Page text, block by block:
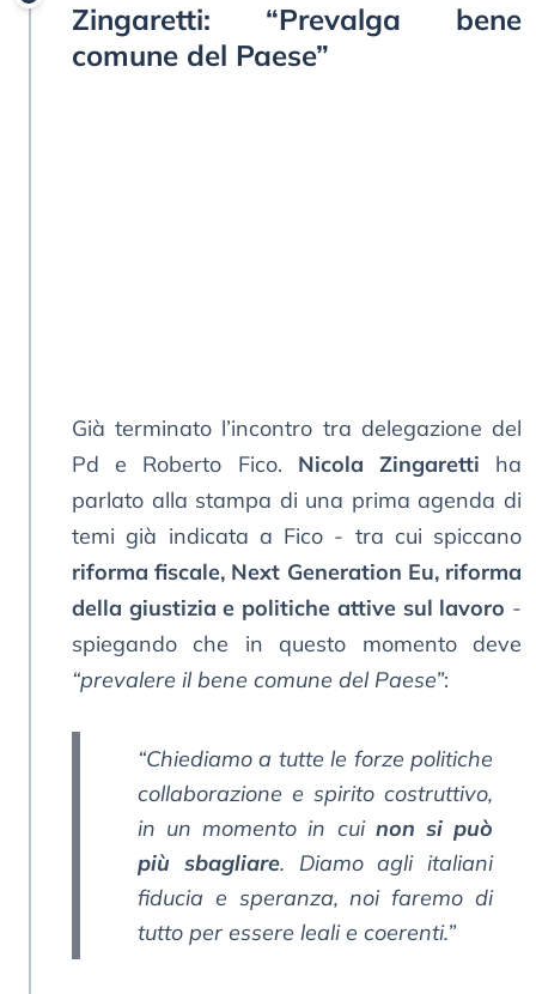
Zingaretti: “Prevalga bene
comune del Paese”
Già terminato l’incontro tra delegazione del
Pd e Roberto Fico. Nicola Zingaretti ha
parlato alla stampa di una prima agenda di
temi già indicata a Fico - tra cui spiccano
riforma fiscale, Next Generation Eu, riforma
della giustizia e politiche attive sul lavoro -
spiegando che in questo momento deve
“prevalere il bene comune del Paese”:
“Chiediamo a tutte le forze politiche
collaborazione e spirito costruttivo,
in un momento in cui non si può
più sbagliare. Diamo agli italiani
fiducia e speranza, noi faremo di
tutto per essere leali e coerenti.”